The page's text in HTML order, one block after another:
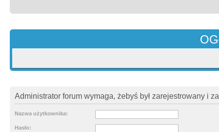
Administrator forum wymaga, żebyś był zarejestrowany i
Nazwa użytkownika:
Hasło: